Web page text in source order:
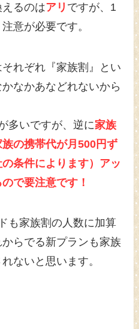
るのはアリ ですが、1
意が必要です。
れぞれ『家族割』とい
なかあなどれないから
多いですが、逆に家族
の携帯代が月500円ず
条件によります）アッ
で要注意です！
も家族割の人数に加算
らでる新プランも家族
ないと思います。